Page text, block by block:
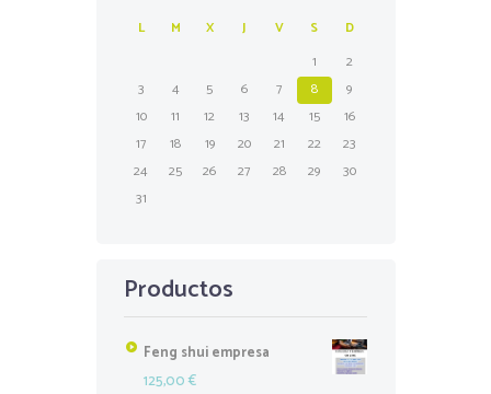
L M X J V S D
1
2
3
4 5 6 7 8
9
10
11 12 13 14 15
16
17
18 19 20 21 22
23
24
25 26 27 28 29
30
31
Productos
Feng shui empresa
125,00€